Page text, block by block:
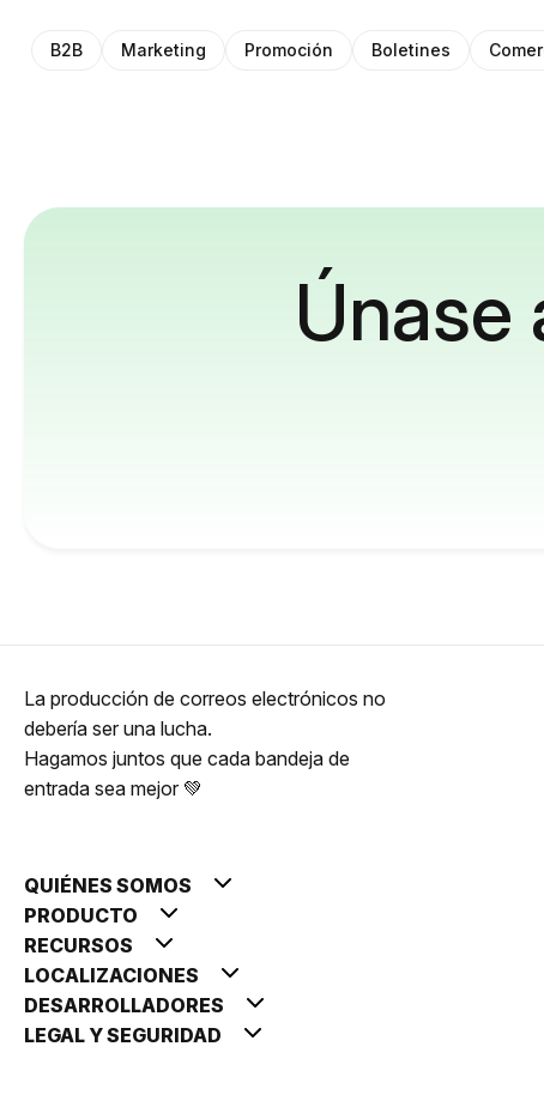
B2B Marketing Promoción Boletines
Únase
La producción de correos electrónicos no
debería ser una lucha.
Hagamos juntos que cada bandeja de
entrada sea mejor 💚
QUIÉNES SOMOS
PRODUCTO
RECURSOS
LOCALIZACIONES
DESARROLLADORES
LEGAL Y SEGURIDAD